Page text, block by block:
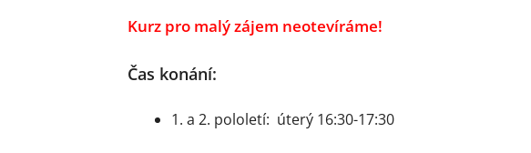
Kurz pro malý zájem neotevíráme!
Čas konání:
1. a 2. pololetí: úterý 16:30-17:30